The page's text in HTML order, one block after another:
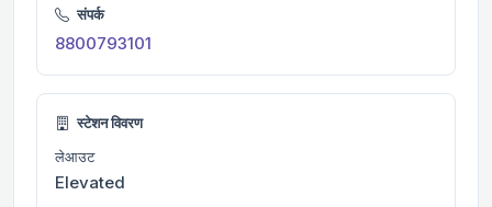
संपर्क
8800793101
स्टेशन विवरण
लेआउट
Elevated